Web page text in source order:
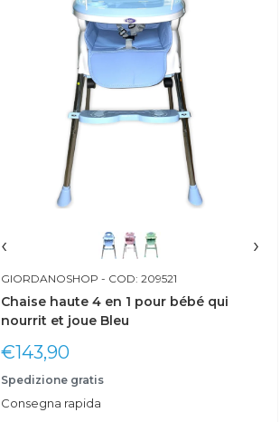
‹ ›
GIORDANOSHOP - COD: 209521
Chaise haute 4 en 1 pour bébé qui
nourrit et joue Bleu
Prix
€143,90
Spedizione gratis
Consegna rapida